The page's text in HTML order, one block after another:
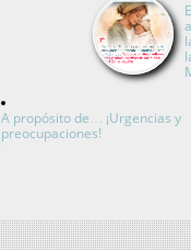
A propósito de… ¡Urgencias y
preocupaciones!